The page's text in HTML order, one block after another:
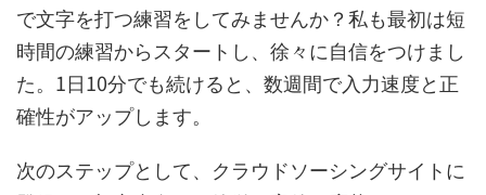
で文字を打つ練習をしてみませんか？私も最初は短
時間の練習からスタートし、徐々に自信をつけまし
た。1日10分でも続けると、数週間で入力速度と正
確性がアップします。
次のステップとして、クラウドソーシングサイトに